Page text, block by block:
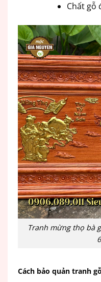
Chất gỗ
Tranh mừng thọ bà
Cách bảo quản tranh